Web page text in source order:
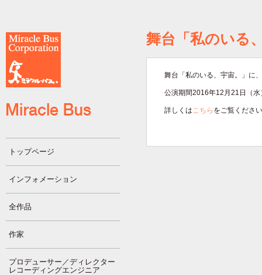
トップページ
インフォメーション
全作品
作家
プロデューサー／ディレクター
レコーディングエンジニア
舞台「私のいる
舞台「私のいる、宇宙。」に
公演期間2016年12月21日（
詳しくはこちら をご覧くださ